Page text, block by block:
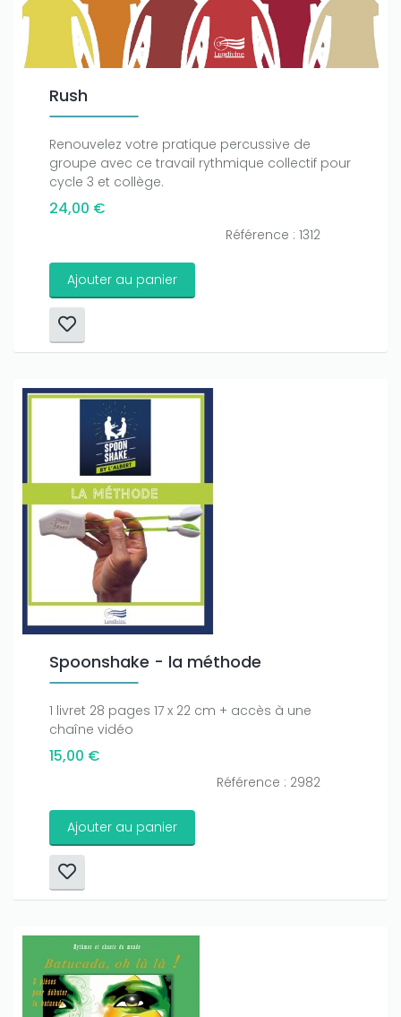
Rush
Renouvelez votre pratique percussive de
groupe avec ce travail rythmique collectif pour
cycle 3 et collège.
24,00 €
Référence : 1312
Ajouter au panier
Spoonshake - la méthode
1 livret 28 pages 17 x 22 cm + accès à une
chaîne vidéo
15,00 €
Référence : 2982
Ajouter au panier